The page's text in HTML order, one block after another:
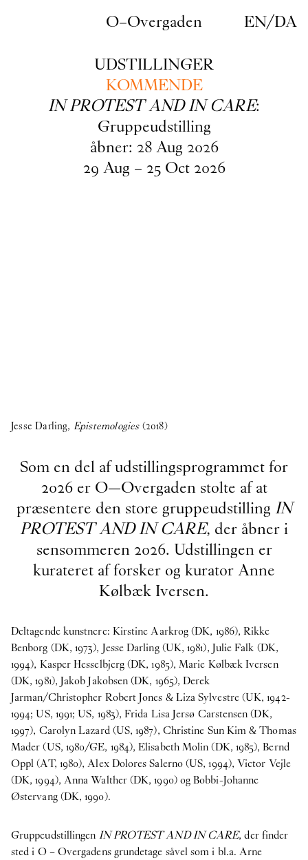
O–Overgaden EN/DA
UDSTILLINGER
KOMMENDE
IN PROTEST AND IN CARE:
Gruppeudstilling
åbner: 28 Aug 2026
29 Aug – 25 Oct 2026
Jesse Darling, Epistemologies(2018)
Som en del af udstillingsprogrammet for
2026 er O—Overgaden stolte af at
præsentere den store gruppeudstilling IN
PROTEST AND IN CARE, der åbner i
sensommeren 2026. Udstillingen er
kurateret af forsker og kurator Anne
Kølbæk Iversen.
Deltagende kunstnere: Kirstine Aarkrog (DK, 1986), Rikke
Benborg (DK, 1973), Jesse Darling (UK, 1981), Julie Falk (DK,
1994), Kasper Hesselbjerg (DK, 1985), Marie Kølbæk Iversen
(DK, 1981), Jakob Jakobsen (DK, 1965), Derek
Jarman/Christopher Robert Jones & Liza Sylvestre (UK, 1942-
1994; US, 1991; US, 1983), Frida Lisa Jersø Carstensen (DK,
1997), Carolyn Lazard (US, 1987), Christine Sun Kim & Thomas
Mader (US, 1980/GE, 1984), Elisabeth Molin (DK, 1985), Bernd
Oppl (AT, 1980), Alex Dolores Salerno (US, 1994), Victor Vejle
(DK, 1994), Anna Walther (DK, 1990) og Bobbi-Johanne
Østervang (DK, 1990).
Gruppeudstillingen IN PROTEST AND IN CARE, der finder
sted i O – Overgadens grundetage såvel som i bl.a. Arne